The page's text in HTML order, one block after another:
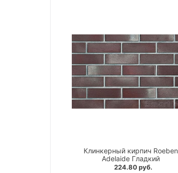
Клинкерный кирпич Roeben
Adelaide Гладкий
224.80 руб.